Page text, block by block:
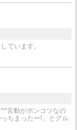
ています。
言動がポンコツなの
ちまったー!」とグル